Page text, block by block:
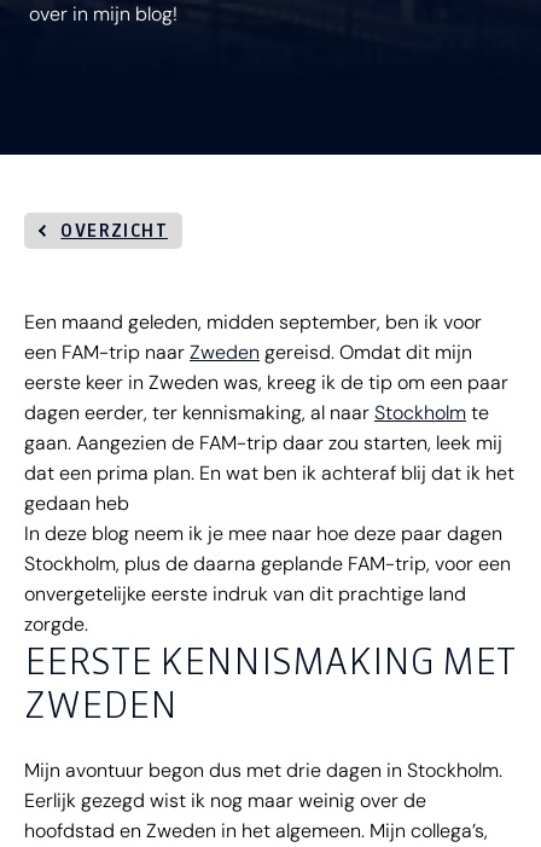
over in mijn blog!
OVERZICHT
Een maand geleden, midden september, ben ik voor
een FAM-trip naarZweden gereisd. Omdat dit mijn
eerste keer in Zweden was, kreeg ik de tip om een paar
dagen eerder, ter kennismaking, al naarStockholmte
gaan. Aangezien de FAM-trip daar zou starten, leek mij
dat een prima plan. En wat ben ik achteraf blij dat ik het
gedaan heb
In deze blog neem ik je mee naar hoe deze paar dagen
Stockholm, plus de daarna geplande FAM-trip, voor een
onvergetelijke eerste indruk van dit prachtige land
zorgde.
EERSTE KENNISMAKING MET
ZWEDEN
Mijn avontuur begon dus met drie dagen in Stockholm.
Eerlijk gezegd wist ik nog maar weinig over de
hoofdstad en Zweden in het algemeen. Mijn collega’s,